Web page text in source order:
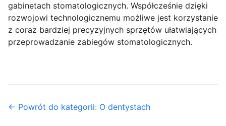
gabinetach stomatologicznych. Współcześnie dzięki
rozwojowi technologicznemu możliwe jest korzystanie
z coraz bardziej precyzyjnych sprzętów ułatwiających
przeprowadzanie zabiegów stomatologicznych.
← Powrót do kategorii: O dentystach